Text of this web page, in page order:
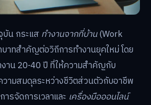
น กระแสทำงานจากที่บ้าน(Work
าทสำคัญต่อวิถีการทำงานยุคใหม่ โดย
งาน 20-40 ปี ที่ให้ความสำคัญกับ
วามสมดุลระหว่างชีวิตส่วนตัวกับอาชีพ
รจัดการเวลาและ เครื่องมือออนไลน์